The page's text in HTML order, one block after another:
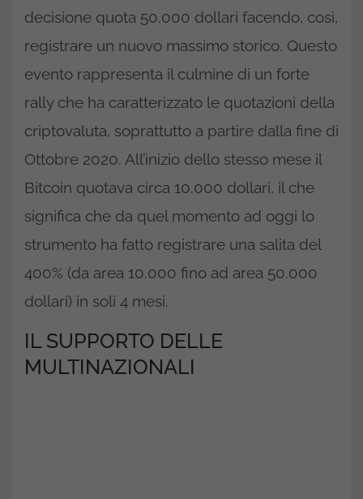
decisione quota 50.000 dollari facendo, così,
registrare un nuovo massimo storico. Questo
evento rappresenta il culmine di un forte
rally che ha caratterizzato le quotazioni della
criptovaluta, soprattutto a partire dalla fine di
Ottobre 2020. All’inizio dello stesso mese il
Bitcoin quotava circa 10.000 dollari, il che
significa che da quel momento ad oggi lo
strumento ha fatto registrare una salita del
400% (da area 10.000 fino ad area 50.000
dollari) in soli 4 mesi.
IL SUPPORTO DELLE
MULTINAZIONALI